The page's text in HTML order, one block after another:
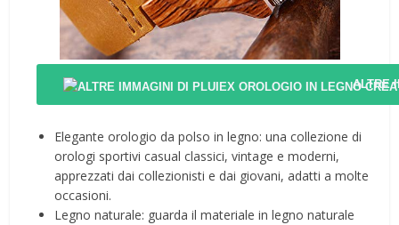
ALTRE
Elegante orologio da polso in legno: una collezione di
orologi sportivi casual classici, vintage e moderni,
apprezzati dai collezionisti e dai giovani, adatti a molte
occasioni.
Legno naturale: guarda il materiale in legno naturale